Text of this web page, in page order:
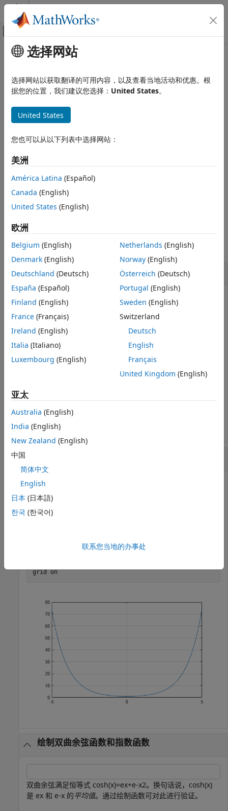
跳到内容
画布外导航菜单切换
文档主页
数学
初等数学
三角学
本页内容
语法
描述
示例
输入参量
详细信息
版本历史记录
另请参阅
主要内容
cosh
双曲余弦
全页折叠
语法
Y = cosh(X)
说明
Y = cosh(
组。该函数同时接受实数和复数输入。所有的角度都以弧度表示。
示例
示例
全部折叠
向量的双曲余弦
创建一个向量并计算每个值的双曲余弦。
Y = cosh(X)
在域
x = -5:0.01:5;
grid
on
绘制双曲余弦函数和指数函数
双曲余弦满足恒等式 cosh(x)=ex+e-x2。换句话说， cosh(x)
是 ex 和 e-x 的平均值。通过绘制函数可对此进行验证。
选择网站
选择网站以获取翻译的可用内容，以及查看当地活动和优惠。根
据您的位置，我们建议您选择： United States。
United States
您也可以从以下列表中选择网站：
美洲
América Latina (Español)
Canada (English)
United States (English)
欧洲
Belgium (English)
Denmark (English)
Deutschland (Deutsch)
España (Español)
Finland (English)
France (Français)
Ireland (English)
Italia (Italiano)
Luxembourg (English)
Netherlands (English)
Norway(English)
Österreich (Deutsch)
Portugal (English)
Sweden (English)
Switzerland
Deutsch
English
Français
United Kingdom (English)
亚太
Australia (English)
India (English)
New Zealand (English)
中国
简体中文
English
日本 (日本語)
한국 (한국어)
联系您当地的办事处